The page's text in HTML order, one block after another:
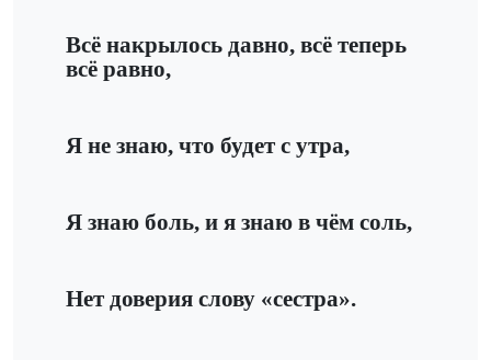
Всё накрылось давно, всё теперь
всё равно,
Я не знаю, что будет с утра,
Я знаю боль, и я знаю в чём соль,
Нет доверия слову «сестра».